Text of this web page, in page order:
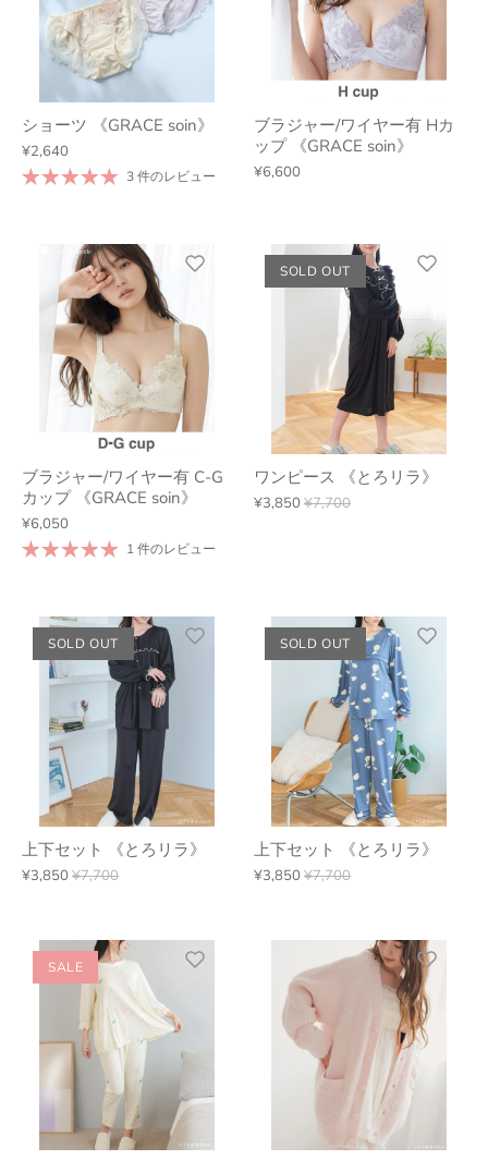
ショーツ 《GRACE soin》
¥2,640
3 件のレビュー
ブラジャー/ワイヤー有 Hカ
ップ 《GRACE soin》
¥6,600
ブラジャー/ワイヤー有 C-G
カップ 《GRACE soin》
¥6,050
1 件のレビュー
SOLD OUT
ワンピース 《とろリラ》
¥3,850 ¥7,700
SOLD OUT
上下セット 《とろリラ》
¥3,850 ¥7,700
SOLD OUT
上下セット 《とろリラ》
¥3,850 ¥7,700
SALE